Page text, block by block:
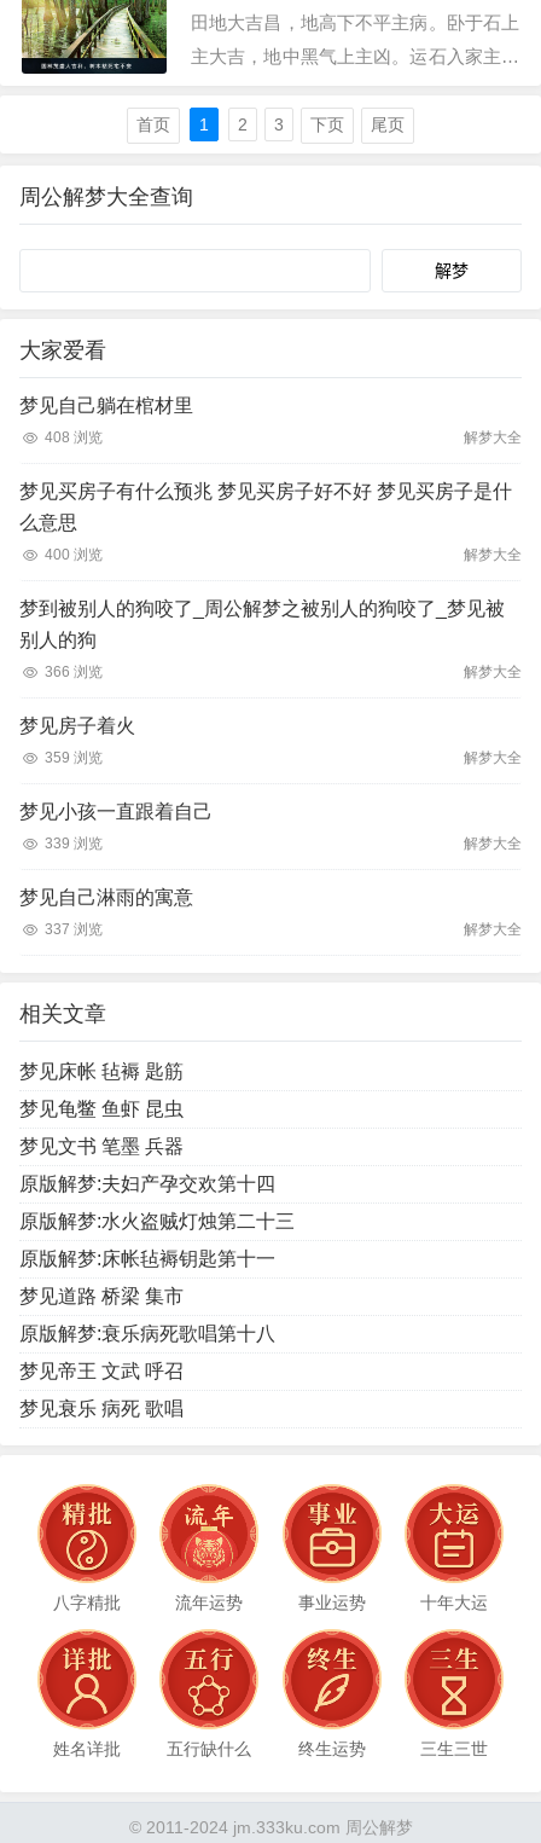
田地大吉昌，地高下不平主病。卧于石上
主大吉，地中黑气上主凶。运石入家主富
登岩抱石官职迁。手弄小石生贵子，身入
主失位。居住高山有喜事，…
首页 1 2 3 下页 尾页
周公解梦大全查询
大家爱看
梦见自己躺在棺材里
408 浏览 解梦大全
梦见买房子有什么预兆 梦见买房子好不好 梦见买房子是什
么意思
400 浏览 解梦大全
梦到被别人的狗咬了_周公解梦之被别人的狗咬了_梦见被
别人的狗
366 浏览 解梦大全
梦见房子着火
359 浏览 解梦大全
梦见小孩一直跟着自己
339 浏览 解梦大全
梦见自己淋雨的寓意
337 浏览 解梦大全
相关文章
梦见床帐 毡褥 匙筋
梦见龟鳖 鱼虾 昆虫
梦见文书 笔墨 兵器
原版解梦:夫妇产孕交欢第十四
原版解梦:水火盗贼灯烛第二十三
原版解梦:床帐毡褥钥匙第十一
梦见道路 桥梁 集市
原版解梦:衰乐病死歌唱第十八
梦见帝王 文武 呼召
梦见衰乐 病死 歌唱
八字精批 流年运势 事业运势 十年大运
姓名详批 五行缺什么 终生运势 三生三世
© 2011-2024 jm.333ku.com 周公解梦